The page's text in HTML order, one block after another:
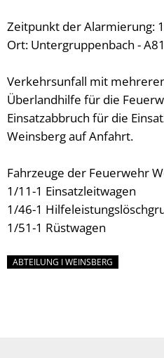
Zeitpunkt der Alarmierung:
Ort: Untergruppenbach -
Verkehrsunfall mit
Überlandhilfe für die
Einsatzabbruch für die
Weinsberg auf Anfahrt.
Fahrzeuge der Feuerwehr
1/11-1 Einsatzleitwagen
1/46-1
1/51-1 Rüstwagen
ABTEILUNG I WEINSBERG